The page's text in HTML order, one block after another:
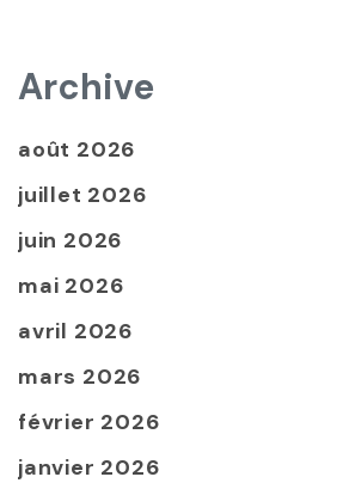
Archive
août 2026
juillet 2026
juin 2026
mai 2026
avril 2026
mars 2026
février 2026
janvier 2026